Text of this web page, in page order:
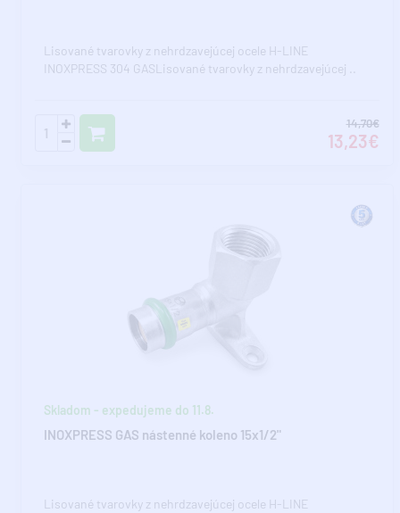
Lisované tvarovky z nehrdzavejúcej ocele H-LINE
INOXPRESS 304 GASLisované tvarovky z nehrdzavejúcej ..
14,70€
13,23€
Skladom - expedujeme do 11.8.
INOXPRESS GAS nástenné koleno 15x1/2"
Lisované tvarovky z nehrdzavejúcej ocele H-LINE